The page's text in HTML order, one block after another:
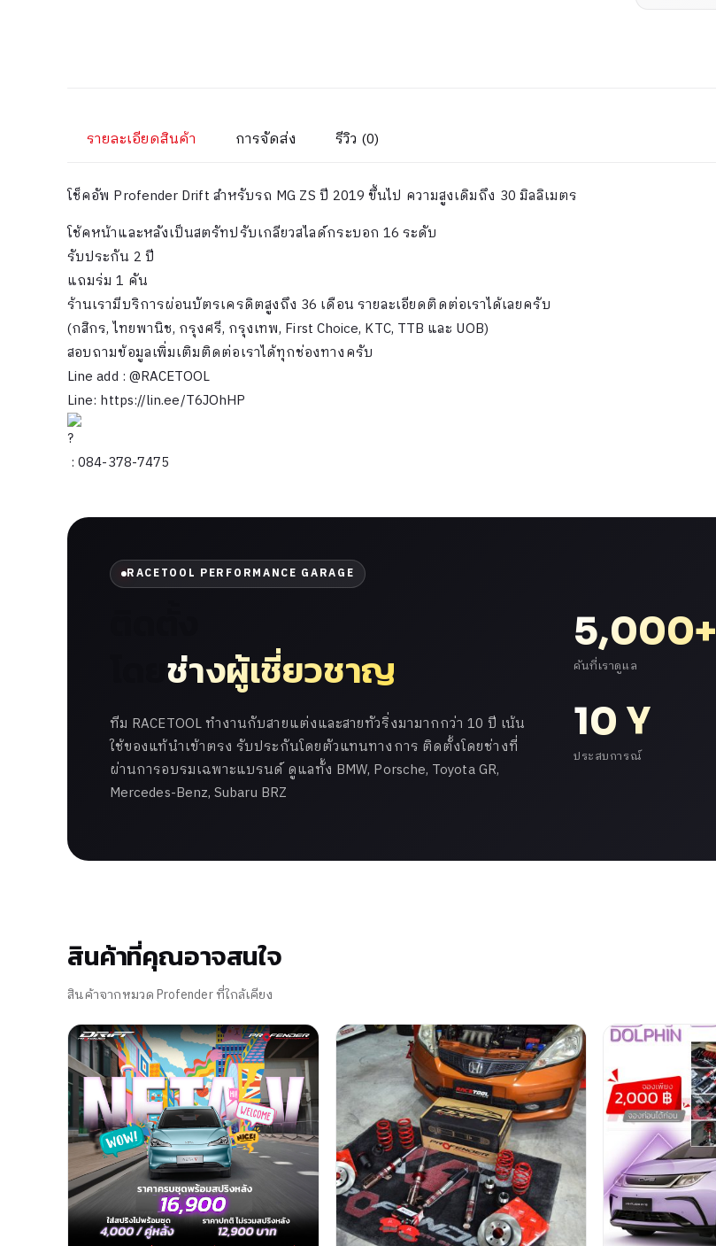
รายละเอียดสินค้า การจัดส่ง รีวิว (0)
โช็คอัพ Profender Drift สำหรับรถ MG ZS ปี 2019 ขึ้นไป ความสูงเดิมถึง 30 มิลลิเมตร
โช้คหน้าและหลังเป็นสตรัทปรับเกลียวสไลด์กระบอก 16 ระดับ
รับประกัน 2 ปี
แถมร่ม 1 คัน
ร้านเรามีบริการผ่อนบัตรเครดิตสูงถึง 36 เดือน รายละเอียดติดต่อเราได้เลยครับ
(กสิกร, ไทยพานิช, กรุงศรี, กรุงเทพ, First Choice, KTC, TTB และ UOB)
สอบถามข้อมูลเพิ่มเติมติดต่อเราได้ทุกช่องทางครับ
Line add : @RACETOOL
Line: https://lin.ee/T6JOhHP
: 084-378-7475
RACETOOL PERFORMANCE GARAGE
ช่างผู้เชี่ยวชาญ
ทีม RACETOOL ทำงานกับสายแต่งและสายทัวริ่งมามากกว่า 10 ปี เน้น
ใช้ของแท้นำเข้าตรง รับประกันโดยตัวแทนทางการ ติดตั้งโดยช่างที่
ผ่านการอบรมเฉพาะแบรนด์ ดูแลทั้ง BMW, Porsche, Toyota GR,
Mercedes-Benz, Subaru BRZ
5,000+
คันที่เราดูแล
10 Y
ประสบการณ์
สินค้าที่คุณอาจสนใจ
สินค้าจากหมวด Profender ที่ใกล้เคียง